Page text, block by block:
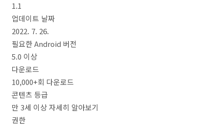
1.1
업데이트 날짜
2022. 7. 26.
필요한 Android 버전
5.0 이상
다운로드
10,000+회 다운로드
콘텐츠 등급
만 3세 이상 자세히 알아보기
권한